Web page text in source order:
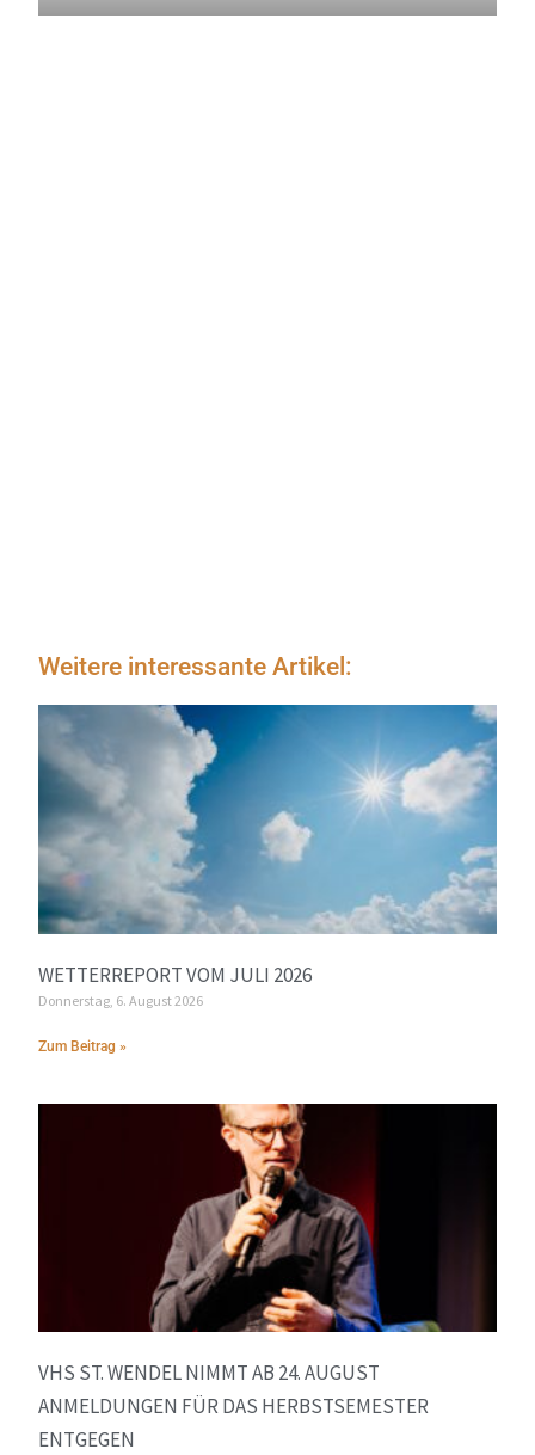
Weitere interessante Artikel:
WETTERREPORT VOM JULI 2026
Donnerstag, 6. August 2026
Zum Beitrag »
VHS ST. WENDEL NIMMT AB 24. AUGUST
ANMELDUNGEN FÜR DAS HERBSTSEMESTER
ENTGEGEN